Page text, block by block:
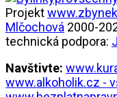
Projekt
Mlčochová 2000-
technická podpora:
Navštivte:
www.alkoholik.cz -